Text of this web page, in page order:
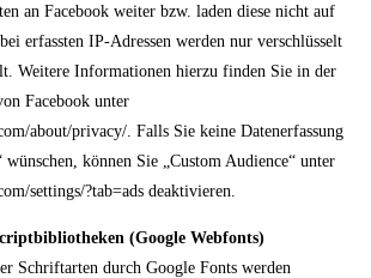
an Facebook weiter bzw. laden diese nicht auf
erfassten IP-Adressen werden nur verschlüsselt
Weitere Informationen hierzu finden Sie in der
Facebook unter
about/privacy/. Falls Sie keine Datenerfassung
wünschen, können Sie „Custom Audience“ unter
settings/?tab=ads deaktivieren.
(Google Webfonts)
Schriftarten durch Google Fonts werden